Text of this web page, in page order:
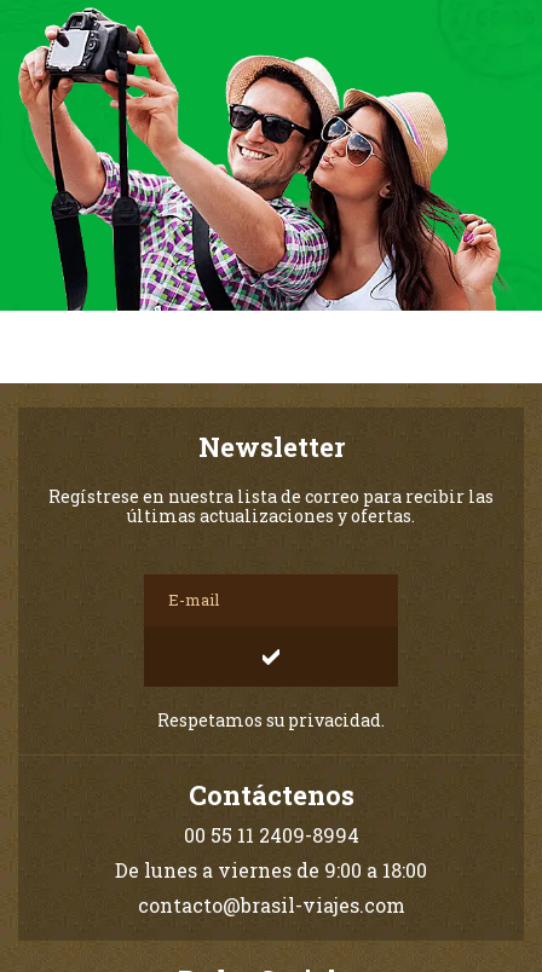
Newsletter
Regístrese en nuestra lista de correo para recibir las
últimas actualizaciones y ofertas.
Respetamos su privacidad.
Contáctenos
00 55 11 2409-8994
De lunes a viernes de 9:00 a 18:00
contacto@brasil-viajes.com